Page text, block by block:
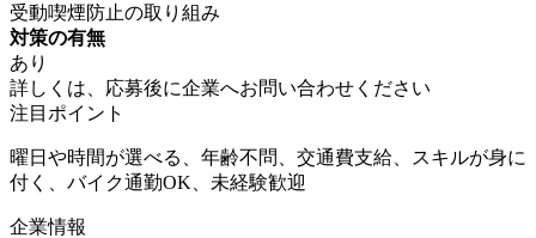
受動喫煙防止の取り組み
対策の有無
あり
詳しくは、応募後に企業へお問い合わせください
注目ポイント
曜日や時間が選べる、年齢不問、交通費支給、スキルが身に
付く、バイク通勤OK、未経験歓迎
企業情報